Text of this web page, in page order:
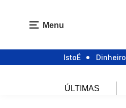
Menu
IstoÉ Dinheiro
ÚLTIMAS